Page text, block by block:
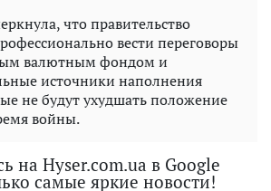
что правительство
вести переговоры
валютным фондом и
источники наполнения
не будут ухудшать положение
войны.
на Hyser.com.ua в Google
самые яркие новости!